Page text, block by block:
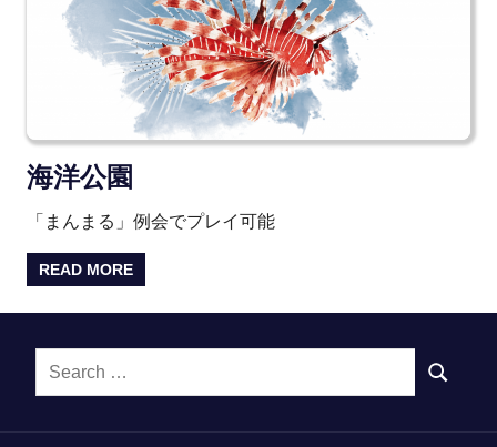
海洋公園
「まんまる」例会でプレイ可能
READ MORE
Search
SEARCH